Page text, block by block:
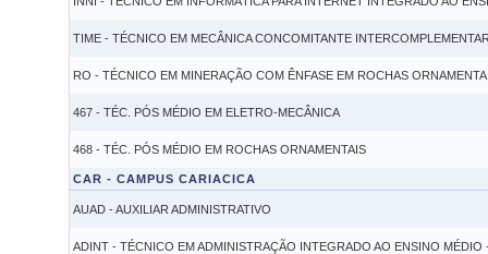
TIME - TÉCNICO EM MECÂNICA CONCOMITANTE
RO - TÉCNICO EM MINERAÇÃO COM ÊNFASE EM ROCHAS
467 - TÉC. PÓS MÉDIO EM ELETRO-MECÂNICA
468 - TÉC. PÓS MÉDIO EM ROCHAS ORNAMENTAIS
CAR - CAMPUS CARIACICA
AUAD - AUXILIAR ADMINISTRATIVO
ADINT - TÉCNICO EM ADMINISTRAÇÃO INTEGRADO AO ENSINO MÉDIO